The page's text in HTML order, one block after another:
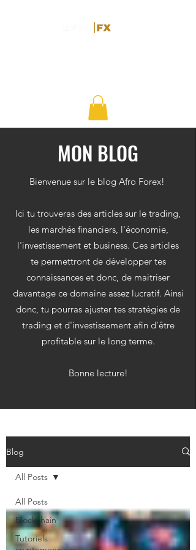
MON BLOG
Bienvenue sur le blog Afro Forex!
Ici tu trouveras des articles sur le trading,
les marchés financiers, l'économie,
l'investissement et business. Ces articles
te permettront de développer tes
connaissances et donc, de maitriser
davantage ce domaine assez lucratif. Ainsi
donc, tu pourras ajuster tes stratégies de
trading et d'investissement afin d'être
profitable sur le long terme.
Bonne lecture!
Blog
All Posts
Blockchain
Tutoriels
All Posts